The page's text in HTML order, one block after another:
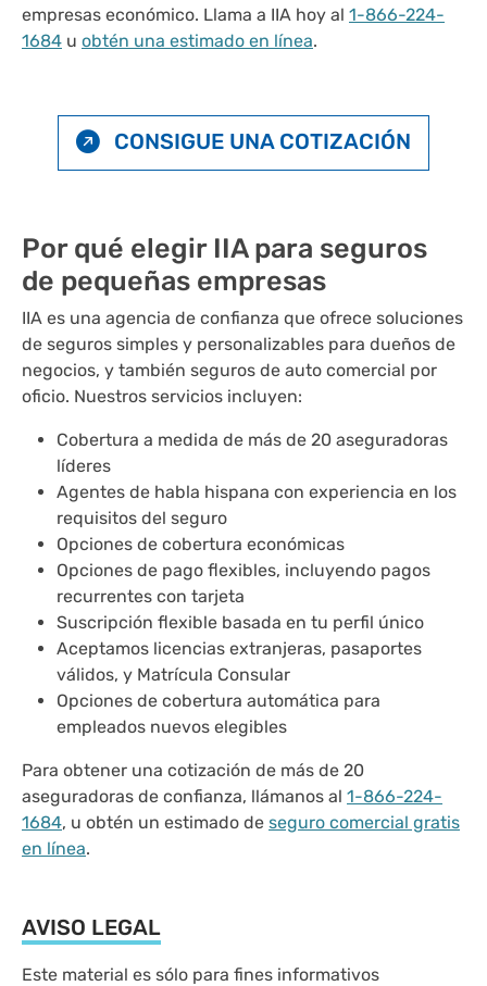
empresas económico. Llama a IIA hoy al 1-866-224-
1684 u obtén una estimado en línea.
CONSIGUE UNA COTIZACIÓN
Por qué elegir IIA para seguros
de pequeñas empresas
IIA es una agencia de confianza que ofrece soluciones
de seguros simples y personalizables para dueños de
negocios, y también seguros de auto comercial por
oficio. Nuestros servicios incluyen:
Cobertura a medida de más de 20 aseguradoras
líderes
Agentes de habla hispana con experiencia en los
requisitos del seguro
Opciones de cobertura económicas
Opciones de pago flexibles, incluyendo pagos
recurrentes con tarjeta
Suscripción flexible basada en tu perfil único
Aceptamos licencias extranjeras, pasaportes
válidos, y Matrícula Consular
Opciones de cobertura automática para
empleados nuevos elegibles
Para obtener una cotización de más de 20
aseguradoras de confianza, llámanos al 1-866-224-
1684, u obtén un estimado de seguro comercial gratis
en línea.
AVISO LEGAL
Este material es sólo para fines informativos